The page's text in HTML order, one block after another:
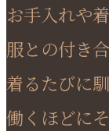
お手入れや
服との付き
着るたびに馴
働くほどに